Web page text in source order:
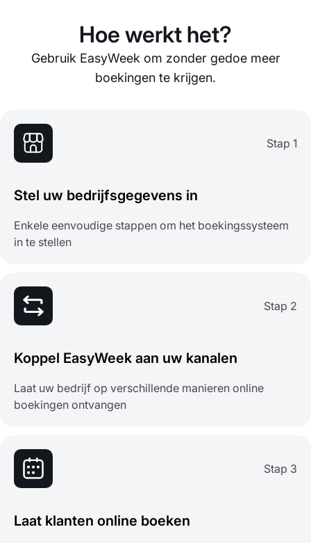
Hoe werkt het?
Gebruik EasyWeek om zonder gedoe meer
boekingen te krijgen.
Stap 1
Stel uw bedrijfsgegevens in
Enkele eenvoudige stappen om het boekingssysteem
in te stellen
Stap 2
Koppel EasyWeek aan uw kanalen
Laat uw bedrijf op verschillende manieren online
boekingen ontvangen
Stap 3
Laat klanten online boeken